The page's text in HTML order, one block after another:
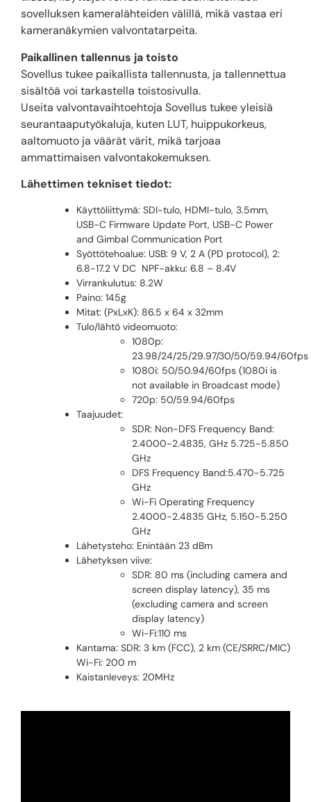
sovelluksen kameralähteiden välillä, mikä vastaa eri
kameranäkymien valvontatarpeita.
Paikallinen tallennus ja toisto
Sovellus tukee paikallista tallennusta, ja tallennettua
sisältöä voi tarkastella toistosivulla.
Useita valvontavaihtoehtoja Sovellus tukee yleisiä
seurantaaputyökaluja, kuten LUT, huippukorkeus,
aaltomuoto ja väärät värit, mikä tarjoaa
ammattimaisen valvontakokemuksen.
Lähettimen tekniset tiedot:
Käyttöliittymä: SDI-tulo, HDMI-tulo, 3.5mm,
USB-C Firmware Update Port, USB-C Power
and Gimbal Communication Port
Syöttötehoalue: USB: 9 V, 2 A (PD protocol), 2:
6.8-17.2 V DC NPF-akku: 6.8 – 8.4V
Virrankulutus: 8.2W
Paino: 145g
Mitat: (PxLxK): 86.5 x 64 x 32mm
Tulo/lähtö videomuoto:
1080p:
23.98/24/25/29.97/30/50/59.94/60fps
1080i: 50/50.94/60fps (1080i is
not available in Broadcast mode)
720p: 50/59.94/60fps
Taajuudet:
SDR: Non-DFS Frequency Band:
2.4000-2.4835, GHz 5.725-5.850
GHz
DFS Frequency Band:5.470-5.725
GHz
Wi-Fi Operating Frequency
2.4000-2.4835 GHz, 5.150-5.250
GHz
Lähetysteho: Enintään 23 dBm
Lähetyksen viive:
SDR: 80 ms (including camera and
screen display latency), 35 ms
(excluding camera and screen
display latency)
Wi-Fi:110 ms
Kantama: SDR: 3 km (FCC), 2 km (CE/SRRC/MIC)
Wi-Fi: 200 m
Kaistanleveys: 20MHz